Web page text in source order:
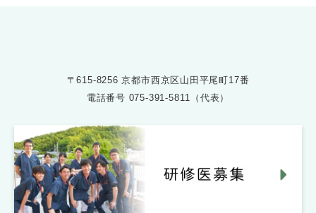
〒615-8256 京都市西京区山田平尾町17番
電話番号 075-391-5811（代表）